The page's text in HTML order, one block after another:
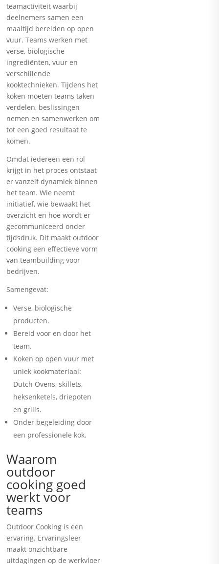
teamactiviteit waarbij
deelnemers samen een
maaltijd bereiden op open
vuur. Teams werken met
verse, biologische
ingrediënten, vuur en
verschillende
kooktechnieken. Tijdens het
koken moeten teams taken
verdelen, beslissingen
nemen en samenwerken om
tot een goed resultaat te
komen.
Omdat iedereen een rol
krijgt in het proces ontstaat
er vanzelf dynamiek binnen
het team. Wie neemt
initiatief, wie bewaakt het
overzicht en hoe wordt er
gecommuniceerd onder
tijdsdruk. Dit maakt outdoor
cooking een effectieve vorm
van teambuilding voor
bedrijven.
Samengevat:
Verse, biologische
producten.
Bereid voor en door het
team.
Koken op open vuur met
uniek kookmateriaal:
Dutch Ovens, skillets,
heksenketels, driepoten
en grills.
Onder begeleiding door
een professionele kok.
Waarom
outdoor
cooking goed
werkt voor
teams
Outdoor Cooking is een
ervaring. Ervaringsleer
maakt onzichtbare
uitdagingen op de werkvloer